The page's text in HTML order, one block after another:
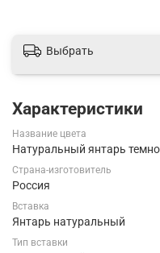
Выбрать
Характеристики
Название цвета
Натуральный янтарь
Страна-изготовитель
Россия
Вставка
Янтарь натуральный
Тип вставки